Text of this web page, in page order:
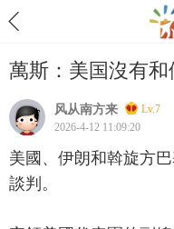
萬斯：美国沒有
风从南方来
Lv.7
2026-4-12 11:09:20
美國、伊朗和斡旋方
談判。